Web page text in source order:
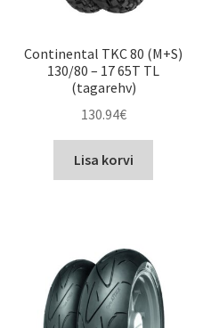
Continental TKC 80 (M+S)
130/80 – 17 65T TL
(tagarehv)
130.94€
Lisa korvi